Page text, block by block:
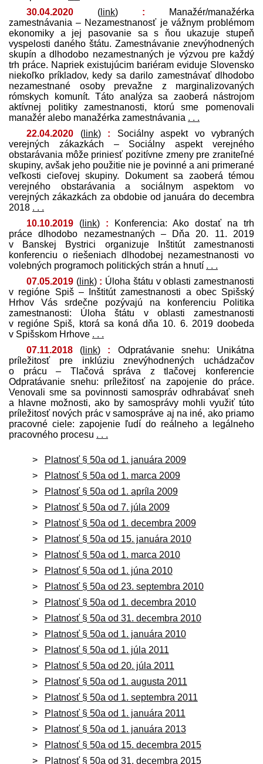
30.04.2020 ( link) : Manažér/manažérka
zamestnávania – Nezamestnanosť je vážnym problémom
ekonomiky a jej pasovanie sa s ňou ukazuje stupeň
vyspelosti daného štátu. Zamestnávanie znevýhodnených
skupín a dlhodobo nezamestnaných je výzvou pre každý
trh práce. Napriek existujúcim bariéram eviduje Slovensko
niekoľko príkladov, kedy sa darilo zamestnávať dlhodobo
nezamestnané osoby prevažne z marginalizovaných
rómskych komunít. Táto analýza sa zaoberá nástrojom
aktívnej politiky zamestnanosti, ktorú sme pomenovali
manažér alebo manažérka zamestnávania . . .
22.04.2020 (link) : Sociálny aspekt vo vybraných
verejných zákazkách – Sociálny aspekt verejného
obstarávania môže priniesť pozitívne zmeny pre zraniteľné
skupiny, avšak jeho použitie nie je povinné a ani primerané
veľkosti cieľovej skupiny. Dokument sa zaoberá témou
verejného obstarávania a sociálnym aspektom vo
verejných zákazkách za obdobie od januára do decembra
2018 . . .
10.10.2019 ( link) : Konferencia: Ako dostať na trh
práce dlhodobo nezamestnaných – Dňa 20. 11. 2019
v Banskej Bystrici organizuje Inštitút zamestnanosti
konferenciu o riešeniach dlhodobej nezamestnanosti vo
volebných programoch politických strán a hnutí . . .
07.05.2019 (link) : Úloha štátu v oblasti zamestnanosti
v regióne Spiš – Inštitút zamestnanosti a obec Spišský
Hrhov Vás srdečne pozývajú na konferenciu Politika
zamestnanosti: Úloha štátu v oblasti zamestnanosti
v regióne Spiš, ktorá sa koná dňa 10. 6. 2019 doobeda
v Spišskom Hrhove . . .
07.11.2018 ( link) : Odpratávanie snehu: Unikátna
príležitosť pre inklúziu znevýhodnených uchádzačov
o prácu – Tlačová správa z tlačovej konferencie
Odpratávanie snehu: príležitosť na zapojenie do práce.
Venovali sme sa povinnosti samospráv odhrabávať sneh
a hlavne možnosti, ako by samosprávy mohli využiť túto
príležitosť nových prác v samospráve aj na iné, ako priamo
pracovné ciele: zapojenie ľudí do reálneho a legálneho
pracovného procesu . . .
Platnosť § 50a od 1. januára 2009
Platnosť § 50a od 1. marca 2009
Platnosť § 50a od 1. apríla 2009
Platnosť § 50a od 7. júla 2009
Platnosť § 50a od 1. decembra 2009
Platnosť § 50a od 15. januára 2010
Platnosť § 50a od 1. marca 2010
Platnosť § 50a od 1. júna 2010
Platnosť § 50a od 23. septembra 2010
Platnosť § 50a od 1. decembra 2010
Platnosť § 50a od 31. decembra 2010
Platnosť § 50a od 1. januára 2010
Platnosť § 50a od 1. júla 2011
Platnosť § 50a od 20. júla 2011
Platnosť § 50a od 1. augusta 2011
Platnosť § 50a od 1. septembra 2011
Platnosť § 50a od 1. januára 2011
Platnosť § 50a od 1. januára 2013
Platnosť § 50a od 15. decembra 2015
Platnosť § 50a od 31. decembra 2015